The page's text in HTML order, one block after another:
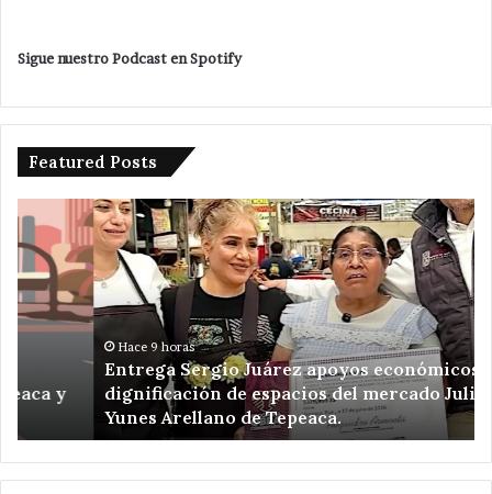
Sigue nuestro Podcast en Spotify
Featured Posts
Sergio
Juárez
apoyos
económicos
para
dignificación
espacios
mercado
Julián
Yunes
Hace 9 horas
Entrega Sergio Juárez apoyos económicos para
dignificación de espacios del mercado Julián
Yunes Arellano de Tepeaca.
en
un
de
de
en